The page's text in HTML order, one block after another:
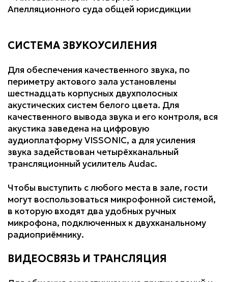
СИСТЕМА ЗВУКОУСИЛЕНИЯ
Для обеспечения качественного звука, по
периметру актового зала установлены
шестнадцать корпусных двухполосных
акустических систем белого цвета. Для
качественного вывода звука и его контроля, вся
акустика заведена на цифровую
аудиоплатформу VISSONIC, а для усиления
звука задействован четырёхканальный
трансляционный усилитель Audac.
Чтобы выступить с любого места в зале, гости
могут воспользоваться микрофонной системой,
в которую входят два удобных ручных
микрофона, подключенных к двухканальному
радиоприёмнику.
ВИДЕОСВЯЗЬ И ТРАНСЛЯЦИЯ